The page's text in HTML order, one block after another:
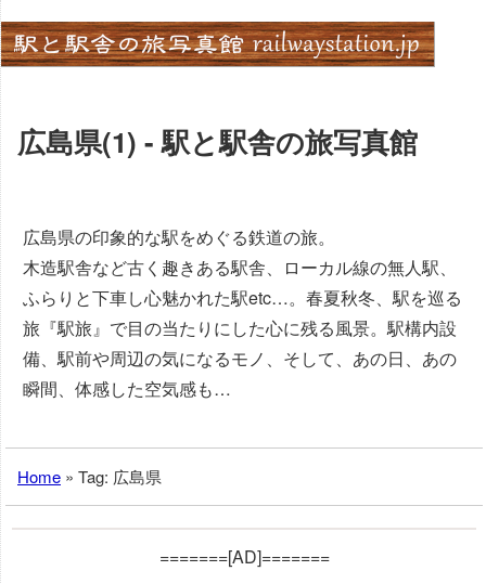
Skip
to
content
広島県(1) - 駅と駅舎の旅写真館
広島県の印象的な駅をめぐる鉄道の旅。
木造駅舎など古く趣きある駅舎、ローカル線の無人駅、
ふらりと下車し心魅かれた駅etc…。春夏秋冬、駅を巡る
旅『駅旅』で目の当たりにした心に残る風景。駅構内設
備、駅前や周辺の気になるモノ、そして、あの日、あの
瞬間、体感した空気感も…
Home » Tag: 広島県
=======[AD]=======